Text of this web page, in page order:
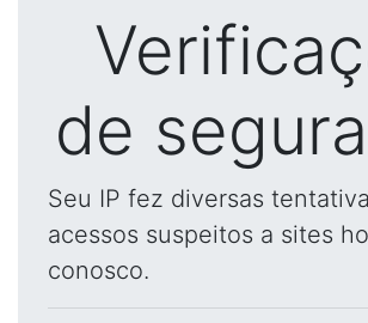
de
Seu IP fez diversas
acessos suspeitos a sites
conosco.